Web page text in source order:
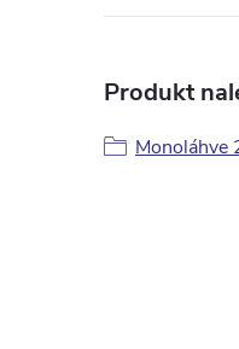
Produkt
Monoláhve